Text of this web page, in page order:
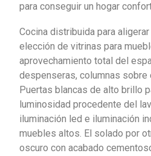
para conseguir un hogar
Cocina distribuida para
elección de vitrinas para
aprovechamiento total del
despenseras, columnas sobre
Puertas blancas de alto brillo
luminosidad procedente del
iluminación led e iluminación
muebles altos. El solado por
oscuro con acabado